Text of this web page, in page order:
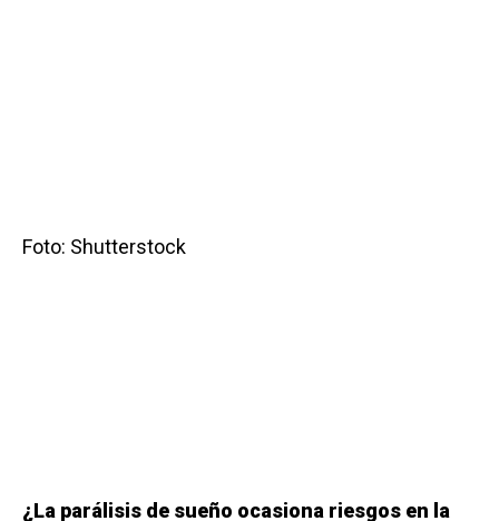
Foto: Shutterstock
¿La parálisis de sueño ocasiona riesgos en la